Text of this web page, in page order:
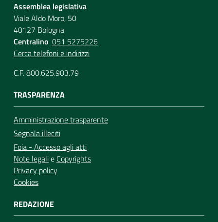
Assemblea legislativa
Viale Aldo Moro, 50
40127 Bologna
Centralino 051 5275226
Cerca telefoni e indirizzi
C.F. 800.625.903.79
TRASPARENZA
Amministrazione trasparente
Segnala illeciti
Foia - Accesso agli atti
Note legalie Copyrights
Privacy policy
Cookies
REDAZIONE